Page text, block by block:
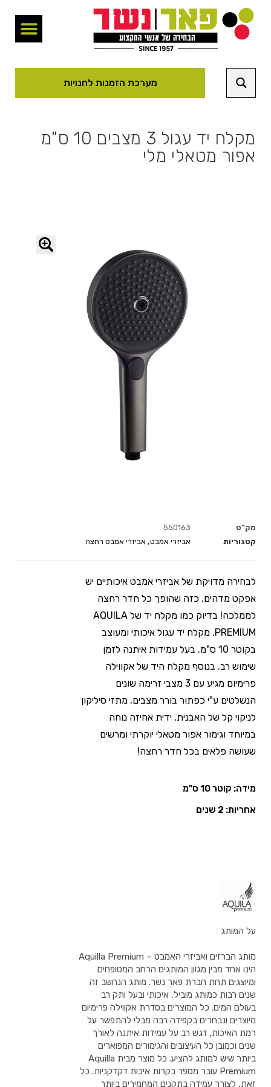
מערכת הזמנות לחנויות
מקלח יד עגול 3 מצבים 10 ס"מ
אפור מטאלי מלי
מק"ט
550163
קטגוריות
אביזרי אמבט, אביזרי אמבט רחצה
לבחירה מדויקת של אביזרי אמבט איכותיים יש
אפקט מדהים. כזה שהופך כל חדר רחצה
לממלכה! בדיוק כמו מקלח יד של AQUILA
PREMIUM. מקלח יד עגול איכותי ומעוצב
בקוטר 10 ס"מ. בעל עמידות איתנה לזמן
שימוש רב. בנוסף מקלח היד של אקווילה
פרימיום מגיע עם 3 מצבי זרימה שונים
הנשלטים ע"י כפתור בורר מצבים, מתזי סיליקון
לניקוי קל של האבנית, ידית אחיזה נוחה
במיוחד וגימור אפור מטאלי יוקרתי ומרשים
שעושה פלאים בכל חדר רחצה!
מידה: קוטר 10 ס"מ
אחריות: 2 שנים
על המותג
מותג הברזים ואביזרי האמבט – Aquilla Premium
הינו אחד מבין מגוון המותגים הרחב המטופחים
ומיוצגים תחת חברת פאר נשר. מותג הנחשב זה
שנים רבות כמותג מוביל, איכותי ובעל ותק רב
בעולם המים. כל המוצרים בסדרת אקווילה פרימיום
מיוצרים ונבחרים בקפידה רבה מבלי להתפשר על
רמת האיכות, דגש רב על עמידות איתנה לאורך
שנים וכמובן כל העיצובים והגימורים המפוארים
ביותר שיש למותג להציע. כל מוצר מבית Aquilla
Premium עובר מספר בקרות איכות דקדקניות. כל
זאת, לצורך עמידה בתקנים המחמירים ביותר